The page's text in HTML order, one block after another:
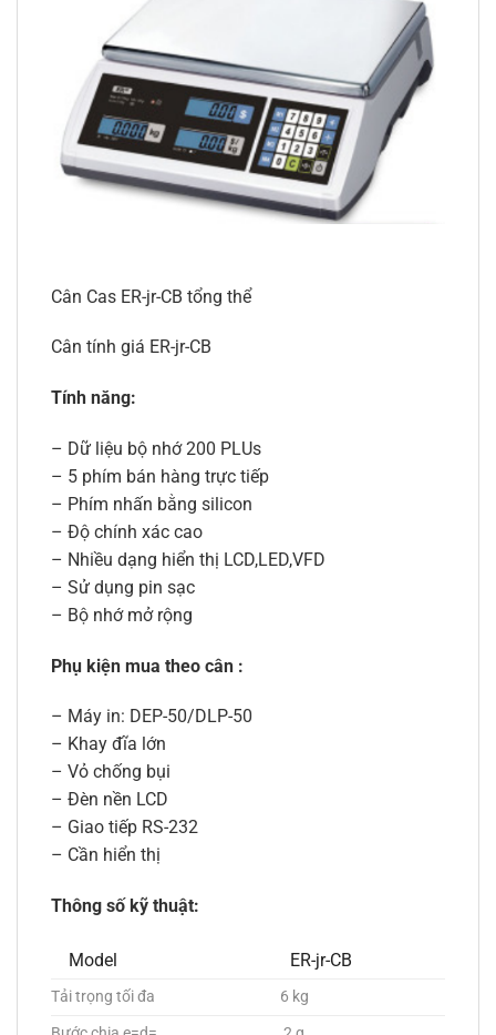
Cân Cas ER-jr-CB tổng thể
Cân tính giá ER-jr-CB
Tính năng:
– Dữ liệu bộ nhớ 200 PLUs
– 5 phím bán hàng trực tiếp
– Phím nhấn bằng silicon
– Độ chính xác cao
– Nhiều dạng hiển thị LCD,LED,VFD
– Sử dụng pin sạc
– Bộ nhớ mở rộng
Phụ kiện mua theo cân :
– Máy in: DEP-50/DLP-50
– Khay đĩa lớn
– Vỏ chống bụi
– Đèn nền LCD
– Giao tiếp RS-232
– Cần hiển thị
Thông số kỹ thuật:
Model ER-jr-CB
Tải trọng tối đa
6 kg